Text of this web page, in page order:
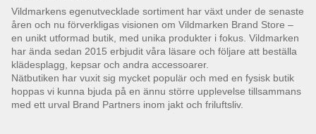
Vildmarkens egenutvecklade sortiment har växt under de senaste
åren och nu förverkligas visionen om Vildmarken Brand Store –
en unikt utformad butik, med unika produkter i fokus. Vildmarken
har ända sedan 2015 erbjudit våra läsare och följare att beställa
klädesplagg, kepsar och andra accessoarer.
Nätbutiken har vuxit sig mycket populär och med en fysisk butik
hoppas vi kunna bjuda på en ännu större upplevelse tillsammans
med ett urval Brand Partners inom jakt och friluftsliv.